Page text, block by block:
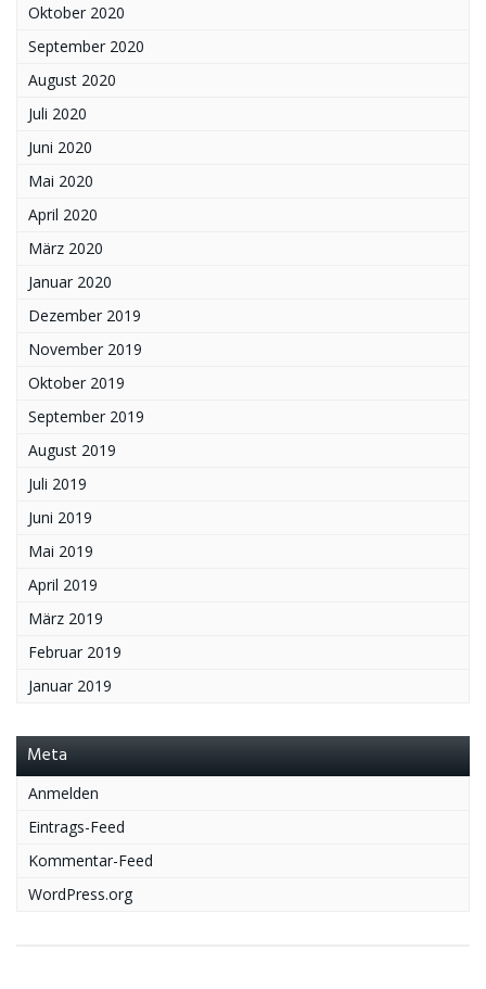
Oktober 2020
September 2020
August 2020
Juli 2020
Juni 2020
Mai 2020
April 2020
März 2020
Januar 2020
Dezember 2019
November 2019
Oktober 2019
September 2019
August 2019
Juli 2019
Juni 2019
Mai 2019
April 2019
März 2019
Februar 2019
Januar 2019
Meta
Anmelden
Eintrags-Feed
Kommentar-Feed
WordPress.org